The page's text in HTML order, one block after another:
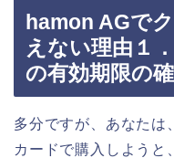
hamon AGで
えない理由１
の有効期限の
多分ですが、あなたは
カードで購入しようと